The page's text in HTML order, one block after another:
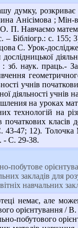
думку,
Анісімова ;
П. Навчаємо
Бібліогр.: с.
С. Урок-
: зб. наук.
учнів
діяльності
на уроках
технологій на
класів
12). Толочка
- С. 29-38.
побутове
закладів для
навчальних
немає, але
побутового